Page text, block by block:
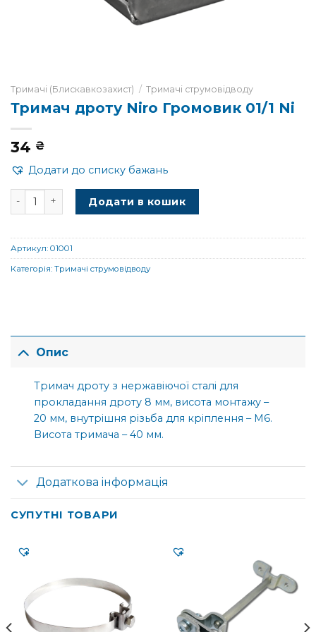
Тримачі (Блискавкозахист) / Тримачі струмовідводу
Тримач дроту Niro Громовик 01/1 Ni
34 ₴
Додати до списку бажань
Тримач дроту Niro Громовик 01/1 Ni кількість
Додати в кошик
Артикул: 01001
Категорія: Тримачі струмовідводу
Опис
Тримач дроту з нержавіючої сталі для
прокладання дроту 8 мм, висота монтажу –
20 мм, внутрішня різьба для кріплення – М6.
Висота тримача – 40 мм.
Додаткова інформація
СУПУТНІ ТОВАРИ